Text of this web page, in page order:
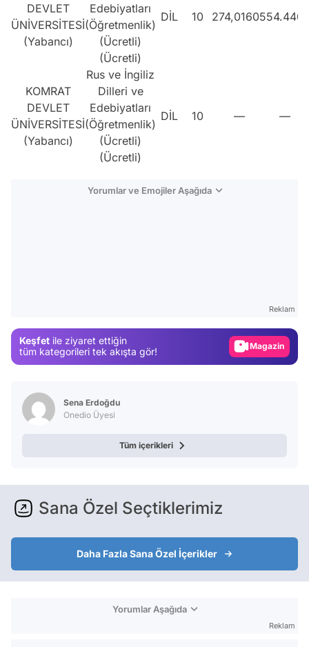
DEVLET
ÜNİVERSİTESİ
(Yabancı)
Edebiyatları
(Öğretmenlik)
(Ücretli)
(Ücretli)
DİL 10 274,0160554.440
KOMRAT
DEVLET
ÜNİVERSİTESİ
(Yabancı)
Rus ve İngiliz
Dilleri ve
Edebiyatları
(Öğretmenlik)
(Ücretli)
(Ücretli)
DİL 10 — —
Yorumlar ve Emojiler Aşağıda
Reklam
Keşfet ile ziyaret ettiğin
tüm kategorileri tek akışta gör!
Magazin
Sena Erdoğdu
Onedio Üyesi
Tüm içerikleri
Sana Özel Seçtiklerimiz
Daha Fazla Sana Özel İçerikler
Yorumlar Aşağıda
Reklam